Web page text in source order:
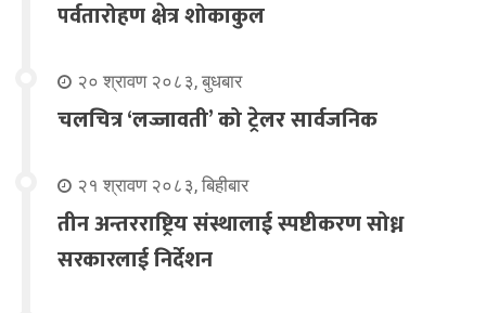
पर्वतारोहण क्षेत्र शोकाकुल
२० श्रावण २०८३, बुधबार
चलचित्र ‘लज्जावती’ को ट्रेलर सार्वजनिक
२१ श्रावण २०८३, बिहीबार
तीन अन्तरराष्ट्रिय संस्थालाई स्पष्टीकरण सोध्न
सरकारलाई निर्देशन